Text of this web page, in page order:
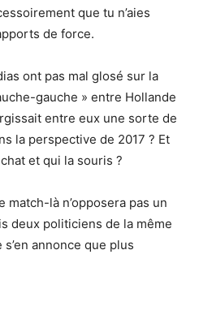
que tu n’aies
de force.
ont pas mal glosé sur la
gauche » entre Hollande
entre eux une sorte de
la perspective de 2017 ? Et
et qui la souris ?
match-là n’opposera pas un
deux politiciens de la même
annonce que plus